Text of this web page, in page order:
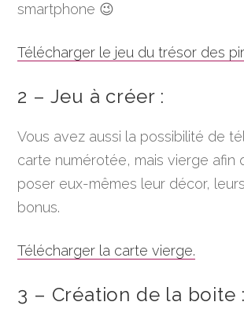
smartphone 😉
Télécharger le jeu du trésor des
2 – Jeu à créer :
Vous avez aussi la possibilité de
carte numérotée, mais vierge afin
poser eux-mêmes leur décor,
bonus.
Télécharger la carte vierge.
3 – Création de la boite :